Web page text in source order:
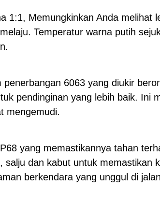
1:1, Memungkinkan Anda melihat
Temperatur warna putih
6063 yang diukir
pendinginan yang lebih baik. Ini
mengemudi.
yang memastikannya tahan
dan kabut untuk memastikan
berkendara yang unggul di